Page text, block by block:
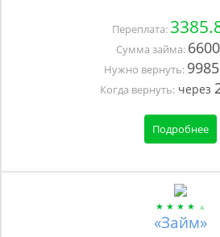
Переплата:
Сумма займа: 6600
Нужно вернуть:
Когда вернуть: через
Подробнее
«Займ»